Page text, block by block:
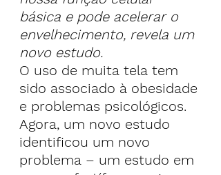
básica e pode acelerar o
envelhecimento, revela um
novo estudo.
O uso de muita tela tem
sido associado à obesidade
e problemas psicológicos.
Agora, um novo estudo
identificou um novo
problema – um estudo em